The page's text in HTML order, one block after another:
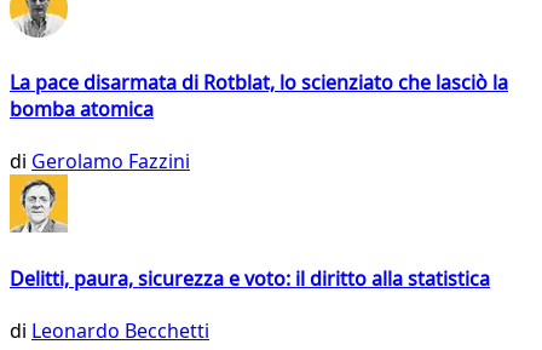
La pace disarmata di Rotblat, lo scienziato che lasciò la
bomba atomica
di Gerolamo Fazzini
Delitti, paura, sicurezza e voto: il diritto alla statistica
di Leonardo Becchetti